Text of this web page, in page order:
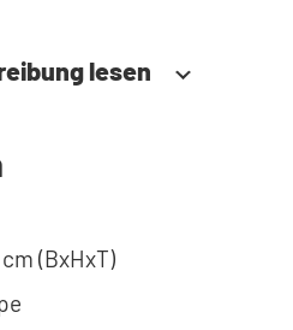
dem Schrank für
für einen
des Gehäuses
und
lesen
(BxHxT)